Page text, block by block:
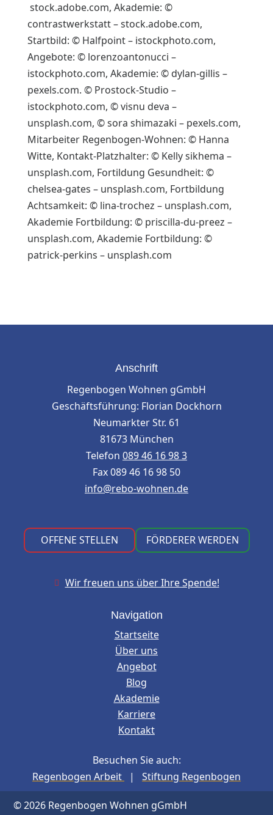
stock.adobe.com, Akademie: ©
contrastwerkstatt – stock.adobe.com,
Startbild: © Halfpoint – istockphoto.com,
Angebote: © lorenzoantonucci –
istockphoto.com, Akademie: © dylan-gillis –
pexels.com. © Prostock-Studio –
istockphoto.com, © visnu deva –
unsplash.com, © sora shimazaki – pexels.com,
Mitarbeiter Regenbogen-Wohnen: © Hanna
Witte, Kontakt-Platzhalter: © Kelly sikhema –
unsplash.com, Fortildung Gesundheit: ©
chelsea-gates – unsplash.com, Fortbildung
Achtsamkeit: © lina-trochez – unsplash.com,
Akademie Fortbildung: © priscilla-du-preez –
unsplash.com, Akademie Fortbildung: ©
patrick-perkins – unsplash.com
Anschrift
Regenbogen Wohnen gGmbH
Geschäftsführung: Florian Dockhorn
Neumarkter Str. 61
81673 München
Telefon 089 46 16 98 3
Fax 089 46 16 98 50
info@rebo-wohnen.de
OFFENE STELLEN FÖRDERER WERDEN
 Wir freuen uns über Ihre Spende!
Navigation
Startseite
Über uns
Angebot
Blog
Akademie
Karriere
Kontakt
Besuchen Sie auch:
Regenbogen Arbeit
| Stiftung Regenbogen
© 2026 Regenbogen Wohnen gGmbH